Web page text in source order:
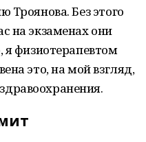
Троянова. Без этого
на экзаменах они
я физиотерапевтом
это, на мой взгляд,